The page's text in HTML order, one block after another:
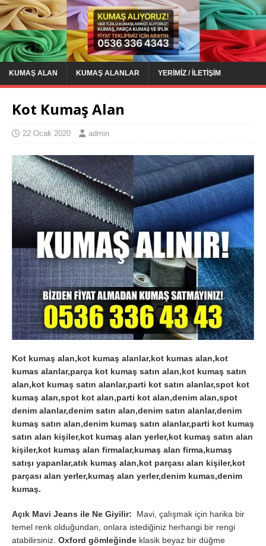
KUMAŞ ALAN KUMAŞ ALANLAR YERIMIZ / İLETIŞIM
Kot Kumaş Alan
22 Ocak 2020 admin
Kot kumaş alan,kot kumaş alanlar,kot kumas alan,kot
kumas alanlar,parça kot kumaş satın alan,kot kumaş satın
alan,kot kumaş satın alanlar,parti kot satın alanlar,spot kot
kumaş alan,spot kot alan,parti kot alan,denim alan,spot
denim alanlar,denim satın alan,denim satın alanlar,denim
kumaş satın alan,denim kumaş satın alanlar,parti kot kumaş
satın alan kişiler,kot kumaş alan yerler,kot kumaş satın alan
kişiler,kot kumaş alan firmalar,kumaş alan firma,kumaş
satışı yapanlar,atık kumaş alan,kot parçası alan kişiler,kot
parçası alan yerler,kumaş alan yerler,denim kumas,denim
kumaş.
Açık Mavi Jeans ile Ne Giyilir: Mavi, çalışmak için harika bir
temel renk olduğundan, onlara istediğiniz herhangi bir rengi
atabilirsiniz. Oxford gömleğinde klasik beyaz bir düğme